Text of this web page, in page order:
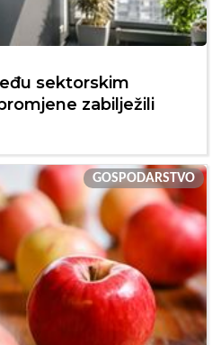
sektorskim
zabilježili
GOSPODARSTVO